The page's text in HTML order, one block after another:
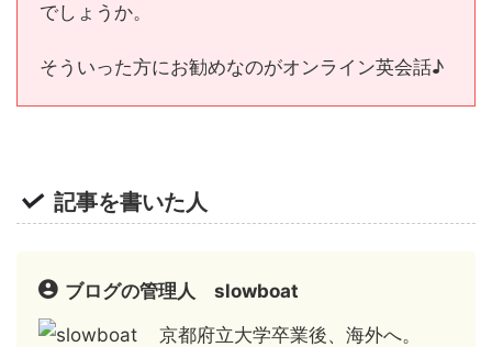
でしょうか。
そういった方にお勧めなのがオンライン英会話♪
記事を書いた人
ブログの管理人 slowboat
京都府立大学卒業後、海外へ。